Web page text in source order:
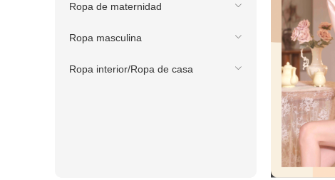
Ropa de maternidad
Ropa masculina
Ropa interior/Ropa de casa